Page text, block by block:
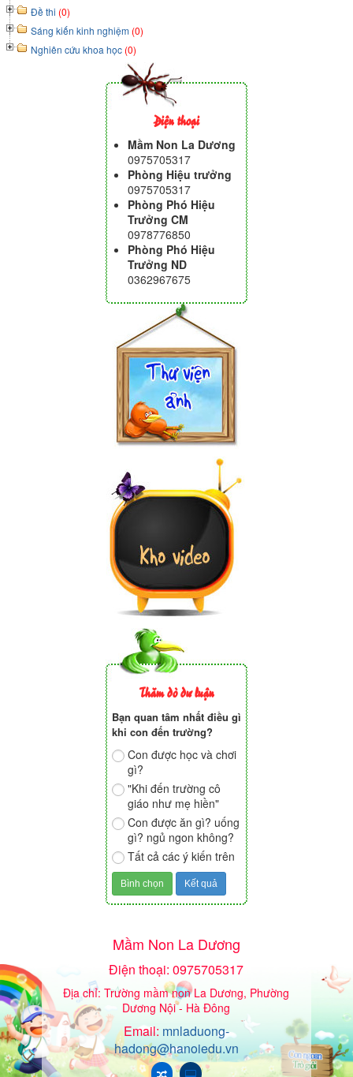
Đề thi (0)
Sáng kiến kinh nghiệm (0)
Nghiên cứu khoa học (0)
Điện thoại
Mầm Non La Dương
0975705317
Phòng Hiệu trưởng
0975705317
Phòng Phó Hiệu
Trưởng CM
0978776850
Phòng Phó Hiệu
Trưởng ND
0362967675
Thăm dò dư luận
Bạn quan tâm nhất điều gì
khi con đến trường?
Con được học và chơi
gì?
"Khi đến trường cô
giáo như mẹ hiền"
Con được ăn gì? uống
gì? ngủ ngon không?
Tất cả các ý kiến trên
Mầm Non La Dương
Điện thoại: 0975705317
Địa chỉ: Trường mầm non La Dương, Phường
Dương Nội - Hà Đông
Email: mnladuong-
hadong@hanoiedu.vn